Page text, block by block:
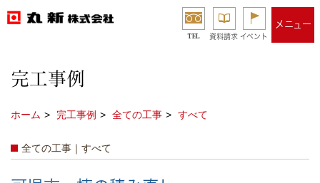
TEL 資料請求 イベント
メニュー
完工事例
ホーム 完工事例 全ての工事 すべて
全ての工事｜すべて